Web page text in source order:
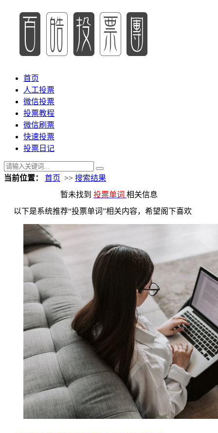
首页
人工投票
微信投票
投票教程
微信刷票
快速投票
投票日记
当前位置： 首页 >> 搜索结果
暂未找到 投票单词 相关信息
以下是系统推荐“投票单词”相关内容，希望阁下喜欢